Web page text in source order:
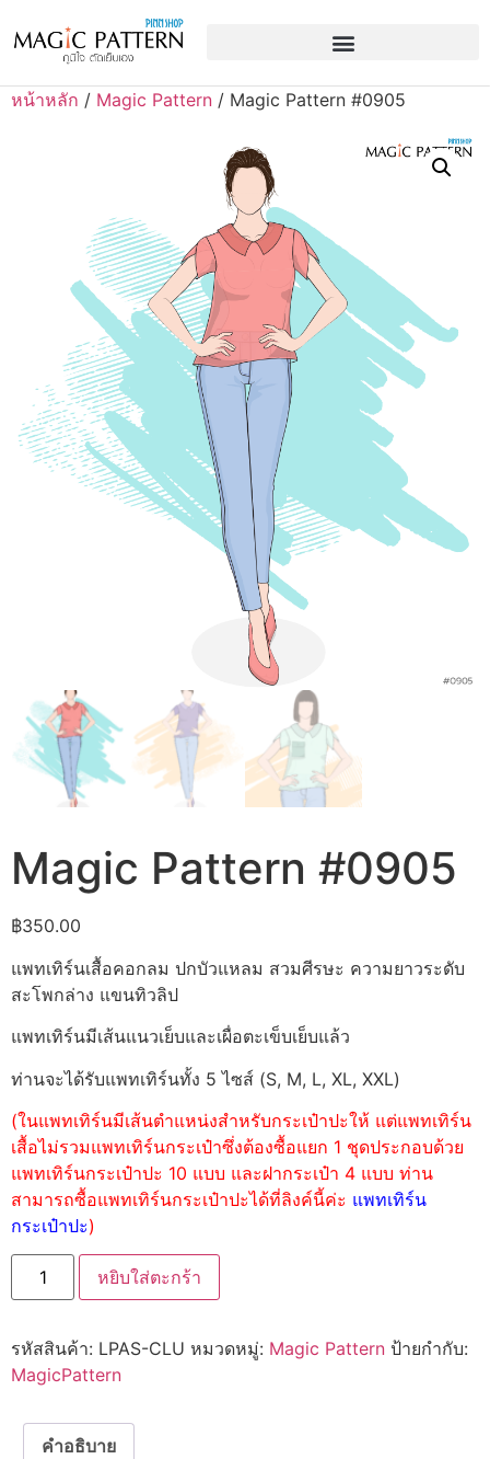
หน้าหลัก / Magic Pattern / Magic Pattern #0905
Magic Pattern #0905
฿350.00
แพทเทิร์นเสื้อคอกลม ปกบัวแหลม สวมศีรษะ ความยาวระดับ
สะโพกล่าง แขนทิวลิป
แพทเทิร์นมีเส้นแนวเย็บและเผื่อตะเข็บเย็บแล้ว
ท่านจะได้รับแพทเทิร์นทั้ง 5 ไซส์ (S, M, L, XL, XXL)
(ในแพทเทิร์นมีเส้นตำแหน่งสำหรับกระเป๋าปะให้ แต่แพทเทิร์น
เสื้อไม่รวมแพทเทิร์นกระเป๋าซึ่งต้องซื้อแยก 1 ชุดประกอบด้วย
แพทเทิร์นกระเป๋าปะ 10 แบบ และฝากระเป๋า 4 แบบ ท่าน
สามารถซื้อแพทเทิร์นกระเป๋าปะได้ที่ลิงค์นี้ค่ะ แพทเทิร์น
กระเป๋าปะ)
หยิบใส่ตะกร้า
รหัสสินค้า: LPAS-CLU หมวดหมู่: Magic Pattern ป้ายกำกับ:
MagicPattern
คำอธิบาย